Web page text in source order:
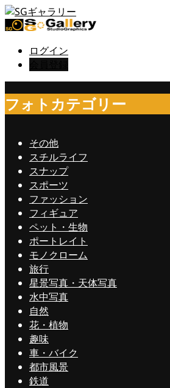
ログイン
フォトカテゴリー
その他
スチルライフ
スナップ
スポーツ
ファッション
フィギュア
ペット・生物
ポートレイト
モノクローム
旅行
星景写真・天体写真
水中写真
自然
花・植物
趣味
車・バイク
都市風景
鉄道